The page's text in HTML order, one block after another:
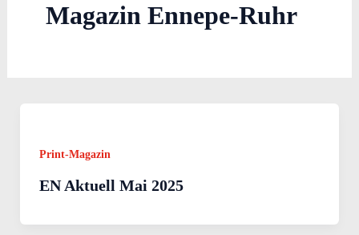
Magazin Ennepe-Ruhr
Print-Magazin
EN Aktuell Mai 2025